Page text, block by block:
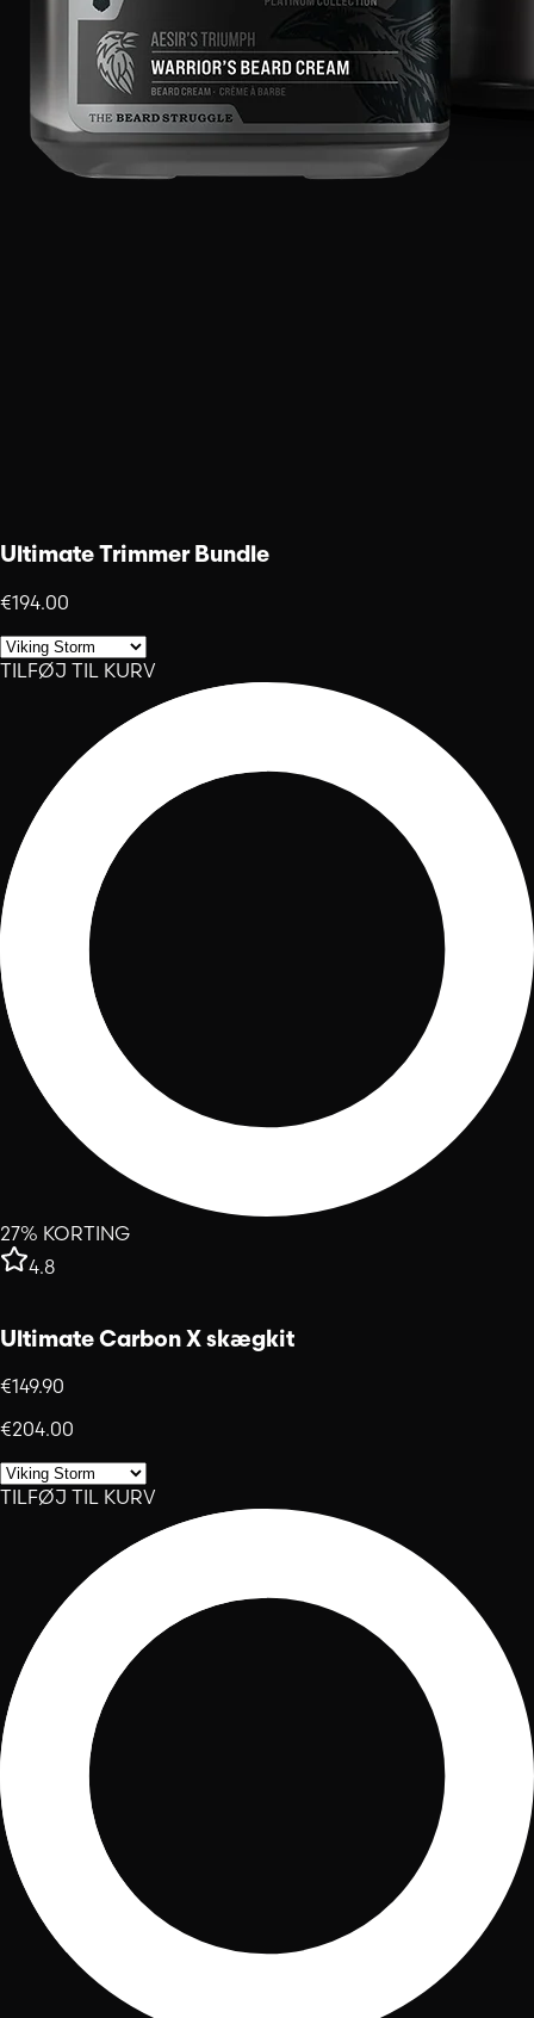
Ultimate Trimmer Bundle
€194.00
TILFØJ TIL KURV
27% KORTING
4.8
Ultimate Carbon X skægkit
€149.90
€204.00
TILFØJ TIL KURV